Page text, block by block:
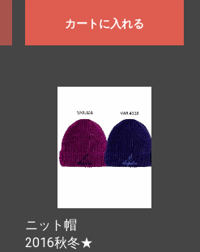
カートに入れる
ニット帽
2016秋冬★